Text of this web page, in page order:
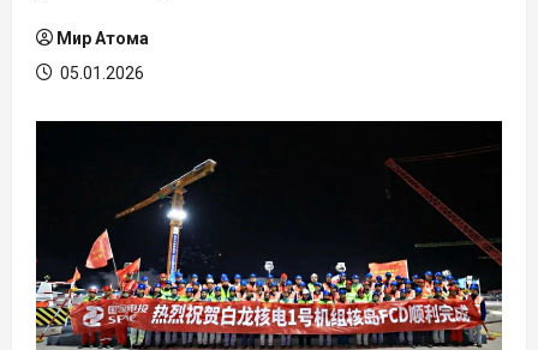
Мир Атома
05.01.2026